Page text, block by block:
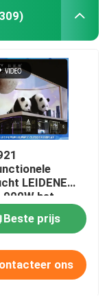
LEIDENE
900W het
Scherm voor
Beste prijs
ons